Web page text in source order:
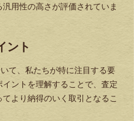
用性の高さが評価されていま
ント
て、私たちが特に注目する要
ントを理解することで、査定
より納得のいく取引となるこ